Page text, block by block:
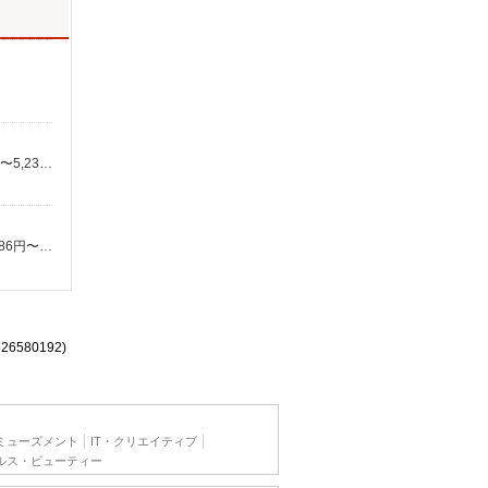
報酬：出来高制 報酬額（消費税抜き）： ・事業所一括面談(対面) 1日：10,000円〜14,716円 ・個別訪問(対面) 1件：4,286円〜5,239円 ・遠隔面談 1件：1,500〜1,691円 ・電話支援 1件：1,000円〜1,429円 ・ICTメール支援 1件：500円 ※上記金額に消費税を加えた金額をお支払いいたします ※交通費・電話代は弊社負担。その他、支援内容により細則あり。
報酬：完全出来高制 報酬額（消費税抜き）： ・事業所一括面談(対面) 1日：10,000円〜14,716円 ・個別訪問(対面) 1件：4,286円〜5,239円 ・遠隔面談 1件：1500〜1691円 ・電話支援 1件：1,000円〜1,429円 ・メール支援 1件：500円 ※上記金額に消費税を加えた金額をお支払いいたします ※交通費・電話代は弊社負担。その他、支援内容により細則あり。
ューズメント
IT・クリエイティブ
ス・ビューティー